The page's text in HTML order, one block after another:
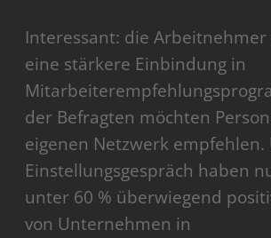
Interessant: die Arbeitnehmer
eine stärkere Einbindung in
der Befragten möchten
eigenen Netzwerk empfehlen.
Einstellungsgespräch haben
unter 60 % überwiegend
von Unternehmen in